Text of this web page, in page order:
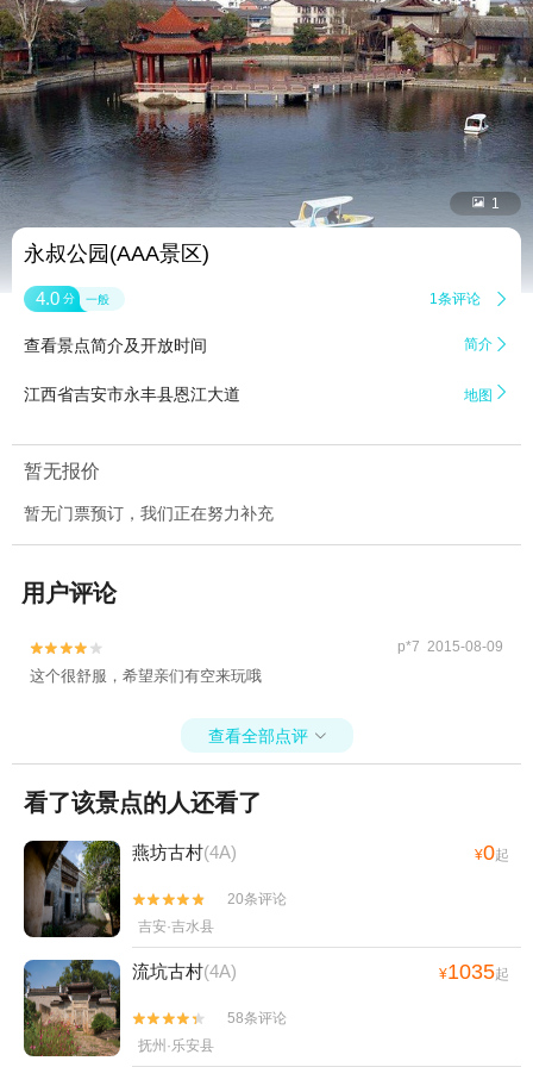
 1
永叔公园(AAA景区)
4.0 分 一般 1条评论 
查看景点简介及开放时间 简介 
江西省吉安市永丰县恩江大道 地图 
暂无报价
暂无门票预订，我们正在努力补充
用户评论

 p*7 2015-08-09
这个很舒服，希望亲们有空来玩哦
查看全部点评 
看了该景点的人还看了
燕坊古村(4A) ¥0起


20条评论
吉安·吉水县
流坑古村(4A) ¥1035起


58条评论
抚州·乐安县
